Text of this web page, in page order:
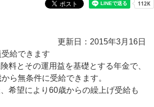
更新日：2015年3月16日
給できます
料とその運用益を基礎とする年金で、
ら無条件に受給できます。
希望により60歳からの繰上げ受給も